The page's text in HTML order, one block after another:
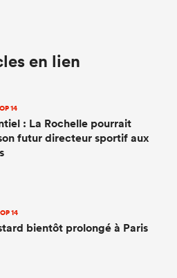
en lien
14
: La Rochelle pourrait
futur directeur sportif aux
14
bientôt prolongé à Paris